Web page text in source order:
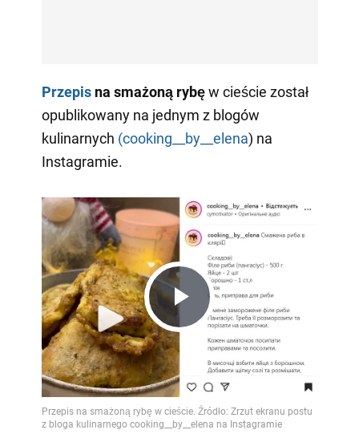
Przepisna smażoną rybęw cieście został
opublikowany na jednym z blogów
kulinarnych (cooking__by__elena) na
Instagramie.
Play
Video